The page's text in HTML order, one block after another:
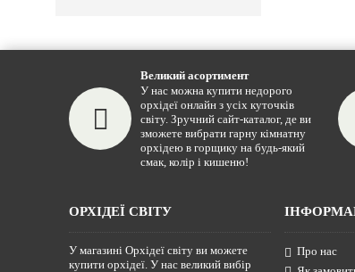
Великий асортимент
У нас можна купити недорого
орхідеї онлайн з усіх куточків
світу. Зручний сайт-каталог, де ви
зможете вибрати гарну кімнатну
орхідею в горщику на будь-який
смак, колір і кишеню!
ОРХІДЕЇ СВІТУ
У магазині Орхідеї світу ви можете
купити орхідеї. У нас великий вибір
Про нас